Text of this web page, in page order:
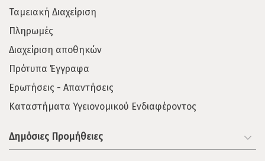
Ταμειακή Διαχείριση
Πληρωμές
Διαχείριση αποθηκών
Πρότυπα Έγγραφα
Ερωτήσεις - Απαντήσεις
Καταστήματα Υγειονομικού Ενδιαφέροντος
Δημόσιες Προμήθειες